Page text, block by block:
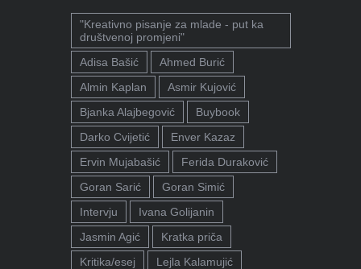
"Kreativno pisanje za mlade - put ka
društvenoj promjeni"
Adisa Bašić
Ahmed Burić
Almin Kaplan
Asmir Kujović
Bjanka Alajbegović
Buybook
Darko Cvijetić
Enver Kazaz
Ervin Mujabašić
Ferida Duraković
Goran Sarić
Goran Simić
Intervju
Ivana Golijanin
Jasmin Agić
Kratka priča
Kritika/esej
Lejla Kalamujić